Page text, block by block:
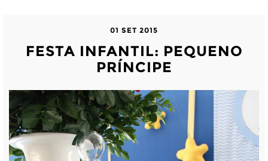
01 SET 2015
FESTA INFANTIL: PEQUENO
PRÍNCIPE